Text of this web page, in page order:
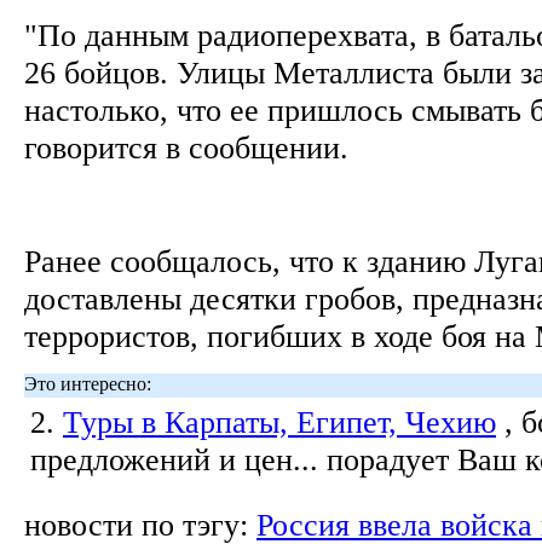
"По данным радиоперехвата, в
26 бойцов. Улицы Металлиста были
настолько, что ее пришлось смывать
говорится в сообщении.
Ранее сообщалось, что к зданию
доставлены десятки гробов,
террористов, погибших в ходе боя
Это интересно:
2. Туры в Карпаты, Египет, Чехию ,
предложений и цен... порадует Ваш
новости по тэгу: Россия ввела